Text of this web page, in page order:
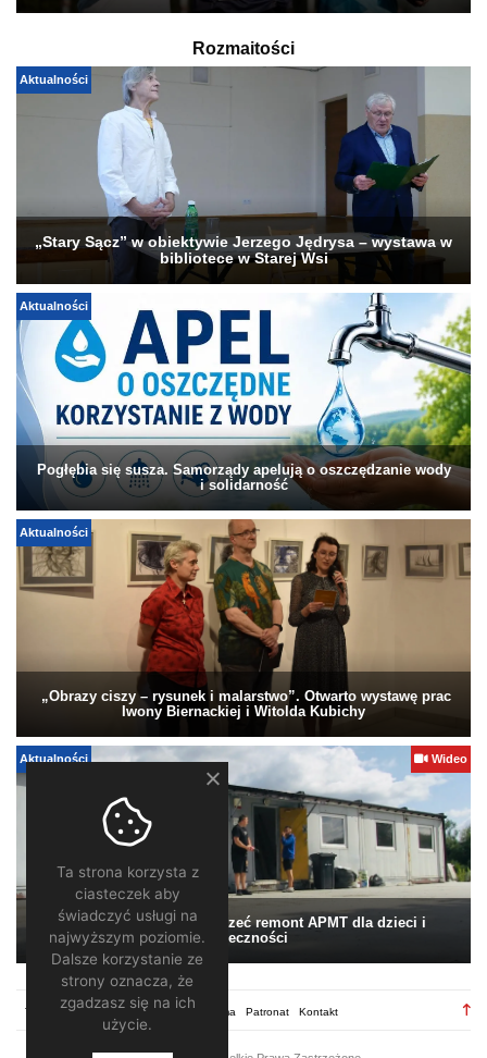
Rozmaitości
Aktualności
„Stary Sącz” w obiektywie Jerzego Jędrysa – wystawa w
bibliotece w Starej Wsi
Aktualności
Pogłębia się susza. Samorządy apelują o oszczędzanie wody
i solidarność
Aktualności
„Obrazy ciszy – rysunek i malarstwo”. Otwarto wystawę prac
Iwony Biernackiej i Witolda Kubichy
Aktualności Wideo
Pomagamy. Warto wesprzeć remont APMT dla dzieci i
społeczności
Regulamin Redakcja Reklama Patronat Kontakt
Ta strona korzysta z
ciasteczek aby
świadczyć usługi na
najwyższym poziomie.
Dalsze korzystanie ze
strony oznacza, że
zgadzasz się na ich
użycie.